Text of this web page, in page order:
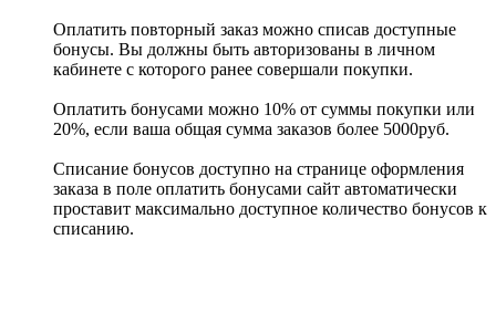
Оплатить повторный заказ можно списав доступные
бонусы. Вы должны быть авторизованы в личном
кабинете с которого ранее совершали покупки.
Оплатить бонусами можно 10% от суммы покупки или
20%, если ваша общая сумма заказов более 5000руб.
Списание бонусов доступно на странице оформления
заказа в поле оплатить бонусами сайт автоматически
проставит максимально доступное количество бонусов к
списанию.